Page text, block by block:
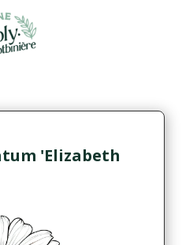
'Elizabeth